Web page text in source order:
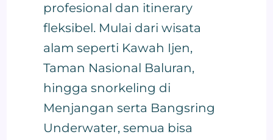
profesional dan itinerary
fleksibel. Mulai dari wisata
alam seperti Kawah Ijen,
Taman Nasional Baluran,
hingga snorkeling di
Menjangan serta Bangsring
Underwater, semua bisa